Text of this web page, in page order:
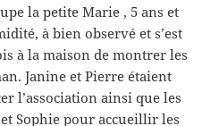
la petite Marie , 5 ans et
à bien observé et s’est
à la maison de montrer les
Janine et Pierre étaient
l’association ainsi que les
Sophie pour accueillir les